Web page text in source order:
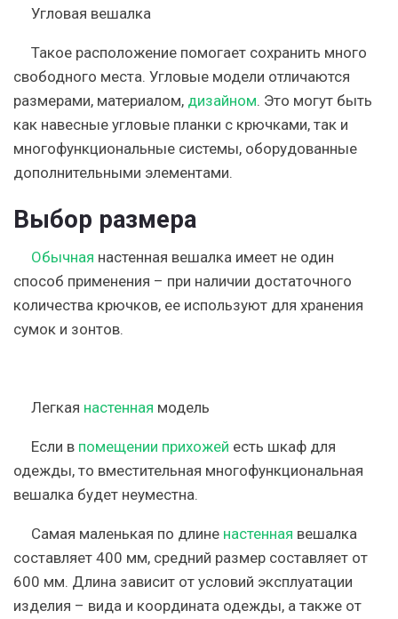
Угловая вешалка
Такое расположение помогает сохранить много
свободного места. Угловые модели отличаются
размерами, материалом, дизайном. Это могут быть
как навесные угловые планки с крючками, так и
многофункциональные системы, оборудованные
дополнительными элементами.
Выбор размера
Обычная настенная вешалка имеет не один
способ применения – при наличии достаточного
количества крючков, ее используют для хранения
сумок и зонтов.
Легкая настенная модель
Если в помещении прихожей есть шкаф для
одежды, то вместительная многофункциональная
вешалка будет неуместна.
Самая маленькая по длине настенная вешалка
составляет 400 мм, средний размер составляет от
600 мм. Длина зависит от условий эксплуатации
изделия – вида и координата одежды, а также от